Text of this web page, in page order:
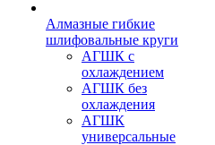
Алмазные гибкие
шлифовальные круги
АГШК с
охлаждением
АГШК без
охлаждения
АГШК
универсальные